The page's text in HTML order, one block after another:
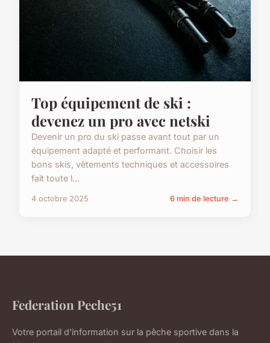
Top équipement de ski :
devenez un pro avec netski
Devenir un pro du ski passe avant tout par un
équipement adapté et performant. Choisir les
bons skis, vêtements techniques et accessoires
fait toute l...
4 octobre 2025 6 min de lecture →
Federation Peche51
Votre portail d'information sur la pêche sportive dans la